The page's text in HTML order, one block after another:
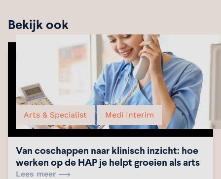
Bekijk ook
Arts & Specialist Medi Interim
Van coschappen naar klinisch inzicht: hoe
werken op de HAP je helpt groeien als arts
Lees meer